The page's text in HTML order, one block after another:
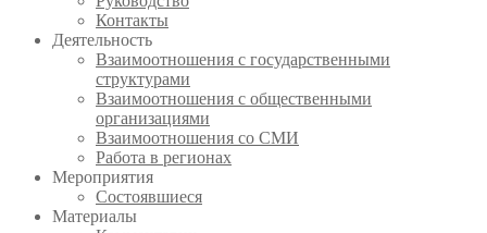
Контакты
Деятельность
Взаимоотношения с государственными
структурами
Взаимоотношения с общественными
организациями
Взаимоотношения со СМИ
Работа в регионах
Мероприятия
Состоявшиеся
Материалы